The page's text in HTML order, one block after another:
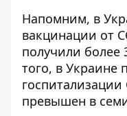
Напомним, в
вакцинации от
получили более
того, в Украине
госпитализации
превышен в